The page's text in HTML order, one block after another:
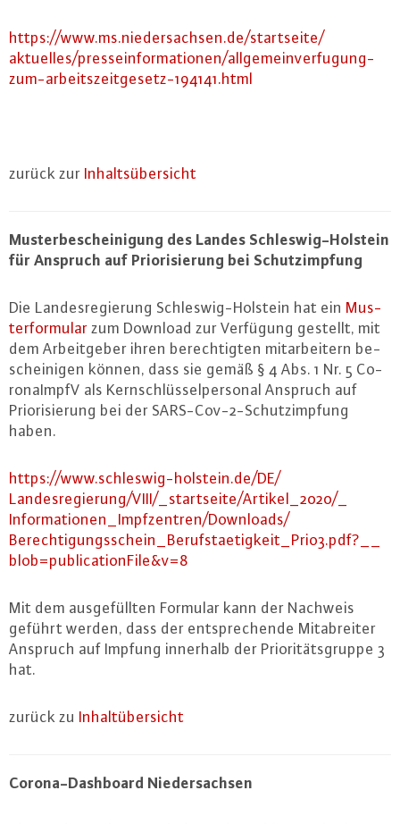
https://​www.​ms.​niedersachsen.​de/​startseite/​
aktuelles/​presseinformationen/​allgemeinverfugung-​
zum-​arbeitszeitgesetz-​194141.​html
zurück zur In­halts­über­sicht
Mus­ter­be­schei­ni­gung des Landes Schles­wig-Hol­stein
für Anspruch auf Prio­ri­sie­rung bei Schutz­imp­fung
Die Lan­des­re­gie­rung Schles­wig-Hol­stein hat ein Mus­
ter­for­mu­lar zum Download zur Verfügung gestellt, mit
dem Ar­beit­ge­ber ihren be­rech­tig­ten mit­ar­bei­tern be­
schei­ni­gen können, dass sie gemäß § 4 Abs. 1 Nr. 5 Co­
ro­naImpfV als Kern­schlüs­sel­per­so­nal Anspruch auf
Prio­ri­sie­rung bei der SARS-Cov-2-Schutz­imp­fung
haben.
https://​www.​schleswig-​holstein.​de/​DE/​
Landesregierung/​VIII/_​startseite/​Artikel_​2020/_​
Informationen_​Impfzentren/​Downloads/​
Berechtigungsschein_​Berufstaetigkeit_​Prio3.​pdf?__​
blo​b=pub​lica​tion​File&​v=8
Mit dem aus­ge­füll­ten Formular kann der Nachweis
geführt werden, dass der ent­spre­chen­de Mit­ab­rei­ter
Anspruch auf Impfung innerhalb der Prio­ri­täts­grup­pe 3
hat.
zurück zu In­halt­über­sicht
Co­ro­na-Da­sh­board Nie­der­sach­sen